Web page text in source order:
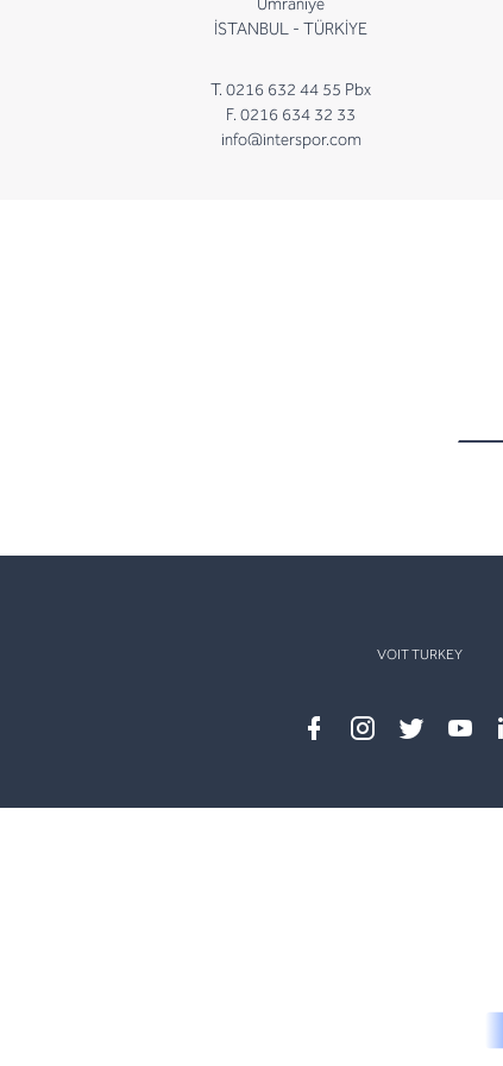
İSTANBUL - TÜRKİYE
T. 0216 632 44 55 Pbx
F. 0216 634 32 33
info@interspor.com
VOIT TURKEY